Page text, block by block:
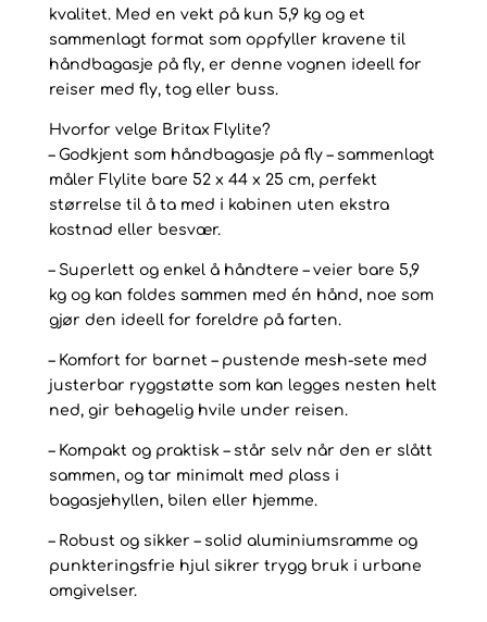
kvalitet. Med en vekt på kun 5,9 kg og et
sammenlagt format som oppfyller kravene til
håndbagasje på fly, er denne vognen ideell for
reiser med fly, tog eller buss.
Hvorfor velge Britax Flylite?
– Godkjent som håndbagasje på fly – sammenlagt
måler Flylite bare 52 x 44 x 25 cm, perfekt
størrelse til å ta med i kabinen uten ekstra
kostnad eller besvær.
– Superlett og enkel å håndtere – veier bare 5,9
kg og kan foldes sammen med én hånd, noe som
gjør den ideell for foreldre på farten.
– Komfort for barnet – pustende mesh-sete med
justerbar ryggstøtte som kan legges nesten helt
ned, gir behagelig hvile under reisen.
– Kompakt og praktisk – står selv når den er slått
sammen, og tar minimalt med plass i
bagasjehyllen, bilen eller hjemme.
– Robust og sikker – solid aluminiumsramme og
punkteringsfrie hjul sikrer trygg bruk i urbane
omgivelser.